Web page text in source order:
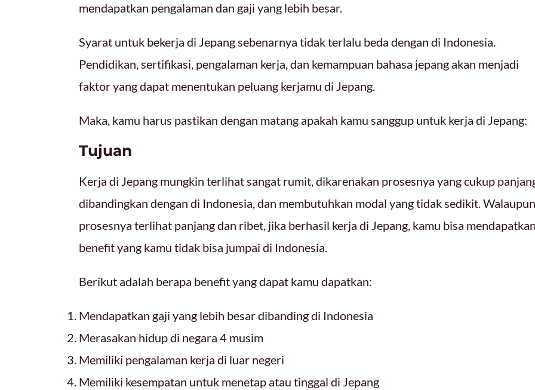
mendapatkan pengalaman dan gaji yang lebih besar.
Syarat untuk bekerja di Jepang sebenarnya tidak terlalu beda dengan di Indonesia.
Pendidikan, sertifikasi, pengalaman kerja, dan kemampuan bahasa jepang akan menjadi
faktor yang dapat menentukan peluang kerjamu di Jepang.
Maka, kamu harus pastikan dengan matang apakah kamu sanggup untuk kerja di Jepang:
Tujuan
Kerja di Jepang mungkin terlihat sangat rumit, dikarenakan prosesnya yang cukup
dibandingkan dengan di Indonesia, dan membutuhkan modal yang tidak sedikit. Walaupun
prosesnya terlihat panjang dan ribet, jika berhasil kerja di Jepang, kamu bisa mendapatkan
benefit yang kamu tidak bisa jumpai di Indonesia.
Berikut adalah berapa benefit yang dapat kamu dapatkan:
Mendapatkan gaji yang lebih besar dibanding di Indonesia
Merasakan hidup di negara 4 musim
Memiliki pengalaman kerja di luar negeri
Memiliki kesempatan untuk menetap atau tinggal di Jepang